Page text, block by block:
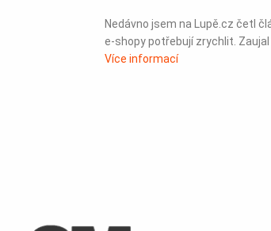
Nedávno jsem na Lupě.cz četl
e-shopy potřebují zrychlit.
Více informací